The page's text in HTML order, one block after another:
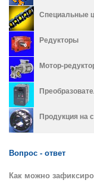
Специальные
Редукторы
Мотор-
Продукция на
Вопрос - ответ
Как можно